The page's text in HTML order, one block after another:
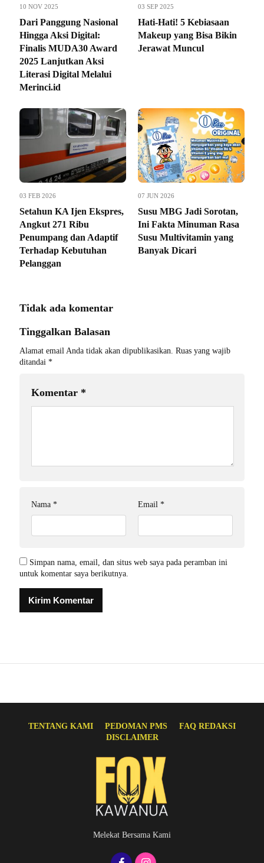
10 NOV 2025
Dari Panggung Nasional
Hingga Aksi Digital:
Finalis MUDA30 Award
2025 Lanjutkan Aksi
Literasi Digital Melalui
Merinci.id
03 SEP 2025
Hati-Hati! 5 Kebiasaan
Makeup yang Bisa Bikin
Jerawat Muncul
03 FEB 2026
Setahun KA Ijen Ekspres,
Angkut 271 Ribu
Penumpang dan Adaptif
Terhadap Kebutuhan
Pelanggan
07 JUN 2026
Susu MBG Jadi Sorotan,
Ini Fakta Minuman Rasa
Susu Multivitamin yang
Banyak Dicari
Tidak ada komentar
Tinggalkan Balasan
Alamat email Anda tidak akan dipublikasikan. Ruas yang wajib
ditandai *
Komentar *
Nama * Email *
Simpan nama, email, dan situs web saya pada peramban ini
untuk komentar saya berikutnya.
TENTANG KAMI PEDOMAN PMS
FAQ REDAKSI
DISCLAIMER
Melekat Bersama Kami